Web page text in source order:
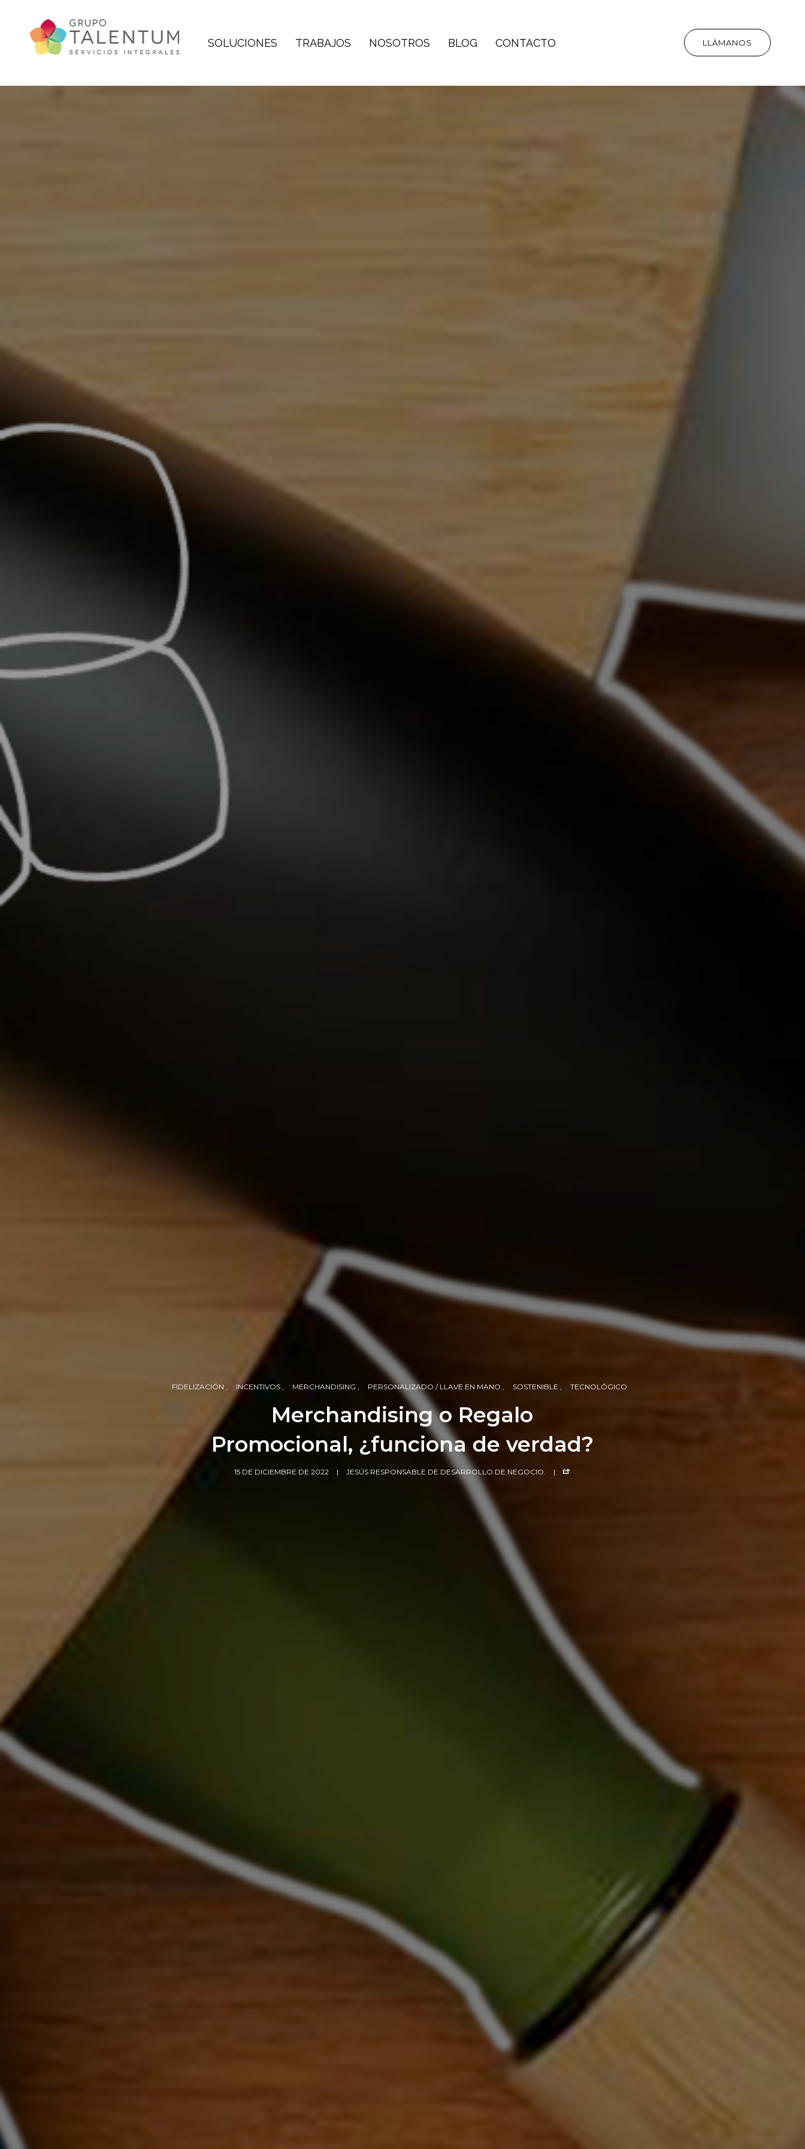
SOLUCIONES TRABAJOS NOSOTROS BLOG CONTACTO LLÁMANOS
FIDELIZACIÓN INCENTIVOS MERCHANDISING PERSONALIZADO / LLAVE EN MANO SOSTENIBLE TECNOLÓGICO
Merchandising o Regalo
Promocional, ¿funciona de verdad?
15 DE DICIEMBRE DE 2022 JESÚS RESPONSABLE DE DESARROLLO DE NEGOCIO.